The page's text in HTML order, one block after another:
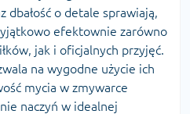
dbałość o detale sprawiają,
efektownie zarówno
jak i oficjalnych przyjęć.
na wygodne użycie ich
mycia w zmywarce
naczyń w idealnej